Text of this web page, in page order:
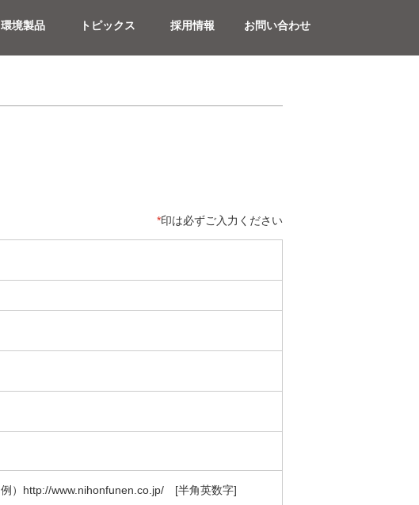
環境製品 トピックス 採用情報 お問い合わせ
*印は必ずご入力ください
例）http://www.nihonfunen.co.jp/ [半角英数字]